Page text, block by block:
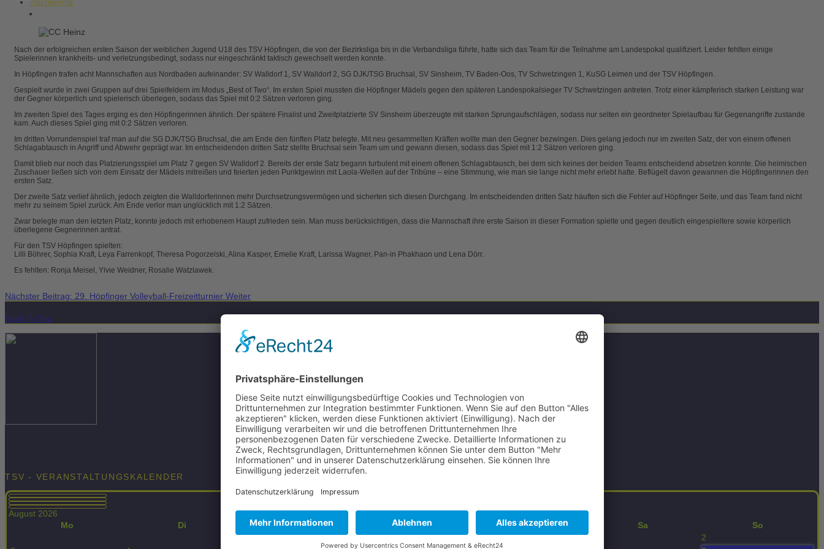
Tischtennis
Nach der erfolgreichen ersten Saison der weiblichen Jugend U18 des TSV Höpfingen, die von der Bezirksliga bis in die Verbandsliga führte, hatte sich das Team für die Teilnahme am Landespokal qualifiziert. Leider fehlten einige
Spielerinnen krankheits- und verletzungsbedingt, sodass nur eingeschränkt taktisch gewechselt werden konnte.
In Höpfingen trafen acht Mannschaften aus Nordbaden aufeinander: SV Walldorf 1, SV Walldorf 2, SG DJK/TSG Bruchsal, SV Sinsheim, TV Baden-Oos, TV Schwetzingen 1, KuSG Leimen und der TSV Höpfingen.
Gespielt wurde in zwei Gruppen auf drei Spielfeldern im Modus „Best of Two“. Im ersten Spiel mussten die Höpfinger Mädels gegen den späteren Landespokalsieger TV Schwetzingen antreten. Trotz einer kämpferisch starken Leistung war
der Gegner körperlich und spielerisch überlegen, sodass das Spiel mit 0:2 Sätzen verloren ging.
Im zweiten Spiel des Tages erging es den Höpfingerinnen ähnlich. Der spätere Finalist und Zweitplatzierte SV Sinsheim überzeugte mit starken Sprungaufschlägen, sodass nur selten ein geordneter Spielaufbau für Gegenangriffe zustande
kam. Auch dieses Spiel ging mit 0:2 Sätzen verloren.
Im dritten Vorrundenspiel traf man auf die SG DJK/TSG Bruchsal, die am Ende den fünften Platz belegte. Mit neu gesammelten Kräften wollte man den Gegner bezwingen. Dies gelang jedoch nur im zweiten Satz, der von einem offenen
Schlagabtausch in Angriff und Abwehr geprägt war. Im entscheidenden dritten Satz stellte Bruchsal sein Team um und gewann diesen, sodass das Spiel mit 1:2 Sätzen verloren ging.
Damit blieb nur noch das Platzierungsspiel um Platz 7 gegen SV Walldorf 2. Bereits der erste Satz begann turbulent mit einem offenen Schlagabtausch, bei dem sich keines der beiden Teams entscheidend absetzen konnte. Die heimischen
Zuschauer ließen sich von dem Einsatz der Mädels mitreißen und feierten jeden Punktgewinn mit Laola-Wellen auf der Tribüne – eine Stimmung, wie man sie lange nicht mehr erlebt hatte. Beflügelt davon gewannen die Höpfingerinnen den
ersten Satz.
Der zweite Satz verlief ähnlich, jedoch zeigten die Walldorferinnen mehr Durchsetzungsvermögen und sicherten sich diesen Durchgang. Im entscheidenden dritten Satz häuften sich die Fehler auf Höpfinger Seite, und das Team fand nicht
mehr zu seinem Spiel zurück. Am Ende verlor man unglücklich mit 1:2 Sätzen.
Zwar belegte man den letzten Platz, konnte jedoch mit erhobenem Haupt zufrieden sein. Man muss berücksichtigen, dass die Mannschaft ihre erste Saison in dieser Formation spielte und gegen deutlich eingespieltere sowie körperlich
überlegene Gegnerinnen antrat.
Für den TSV Höpfingen spielten:
Lilli Böhrer, Sophia Kraft, Leya Farrenkopf, Theresa Pogorzelski, Alina Kasper, Emelie Kraft, Larissa Wagner, Pan-in Phakhaon und Lena Dörr.
Es fehlten: Ronja Meisel, Ylvie Weidner, Rosalie Watzlawek.
Nächster Beitrag: 29. Höpfinger Volleyball-Freizeitturnier Weiter
Back To Top
TSV - VERANSTALTUNGSKALENDER
August 2026
Mo
Di Mi Do Fr Sa
So
1
2